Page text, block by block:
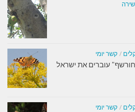
שירה
/ קשר יומי
עוברים את ישראל
/ קשר יומי